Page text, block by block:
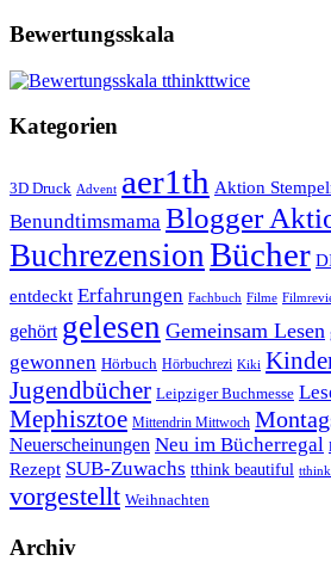
Bewertungsskala
Kategorien
3D Druck Advent aer1th Aktion
Benundtimsmama Blogger
BuchrezensionBücher
entdeckt Erfahrungen Fachbuch Filme
gehört gelesen Gemeinsam Lesen
gewonnen Hörbuch Hörbuchrezi Kiki
Jugendbücher Leipziger Buchmesse
Mephisztoe Mittendrin Mittwoch
Neuerscheinungen Neu im Bücherregal
Rezept SUB-Zuwachs tthink beautiful
vorgestellt Weihnachten
Archiv